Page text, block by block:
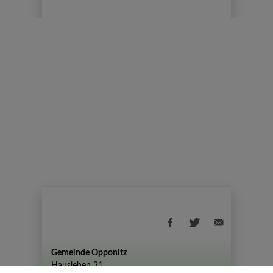
Gemeinde Opponitz
Hauslehen 21